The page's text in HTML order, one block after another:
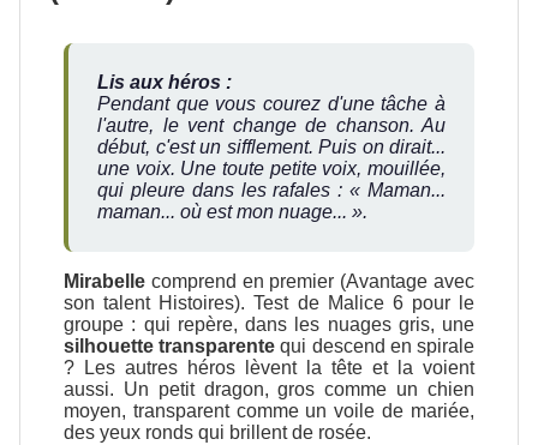
Lis aux héros :
Pendant que vous courez d'une tâche à
l'autre, le vent change de chanson. Au
début, c'est un sifflement. Puis on dirait...
une voix. Une toute petite voix, mouillée,
qui pleure dans les rafales :« Maman...
maman... où est mon nuage... ».
Mirabelle comprend en premier (Avantage avec
son talent Histoires). Test de Malice 6 pour le
groupe : qui repère, dans les nuages gris, une
silhouette transparente qui descend en spirale
? Les autres héros lèvent la tête et la voient
aussi. Un petit dragon, gros comme un chien
moyen, transparent comme un voile de mariée,
des yeux ronds qui brillent de rosée.